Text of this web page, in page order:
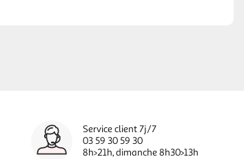
Service client 7j/7
03 59 30 59 30
8h>21h, dimanche 8h30>13h